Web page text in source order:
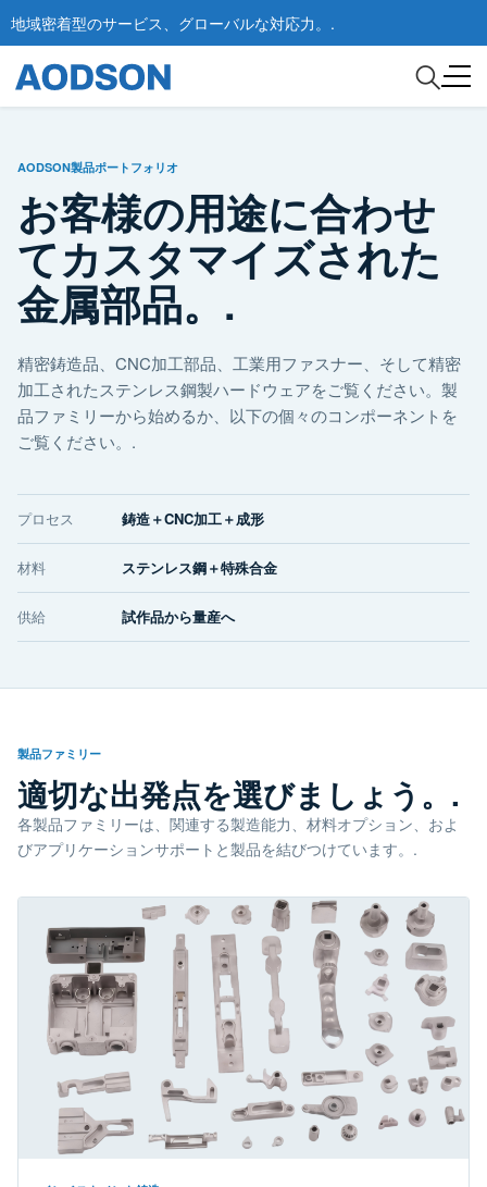
地域密着型のサービス、グローバルな対応力。.
AODSON製品ポートフォリオ
お客様の用途に合わせ
てカスタマイズされた
金属部品。.
精密鋳造品、CNC加工部品、工業用ファスナー、そして精密
加工されたステンレス鋼製ハードウェアをご覧ください。製
品ファミリーから始めるか、以下の個々のコンポーネントを
ご覧ください。.
プロセス 鋳造＋CNC加工＋成形
材料 ステンレス鋼＋特殊合金
供給 試作品から量産へ
製品ファミリー
適切な出発点を選びましょう。.
各製品ファミリーは、関連する製造能力、材料オプション、およ
びアプリケーションサポートと製品を結びつけています。.